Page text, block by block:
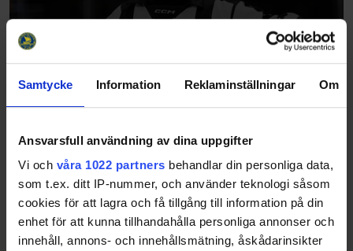
Samtycke Information Reklaminställningar Om
Ansvarsfull användning av dina uppgifter
Vi och våra 1022 partners behandlar din personliga data,
som t.ex. ditt IP-nummer, och använder teknologi såsom
cookies för att lagra och få tillgång till information på din
enhet för att kunna tillhandahålla personliga annonser och
innehåll, annons- och innehållsmätning, åskådarinsikter